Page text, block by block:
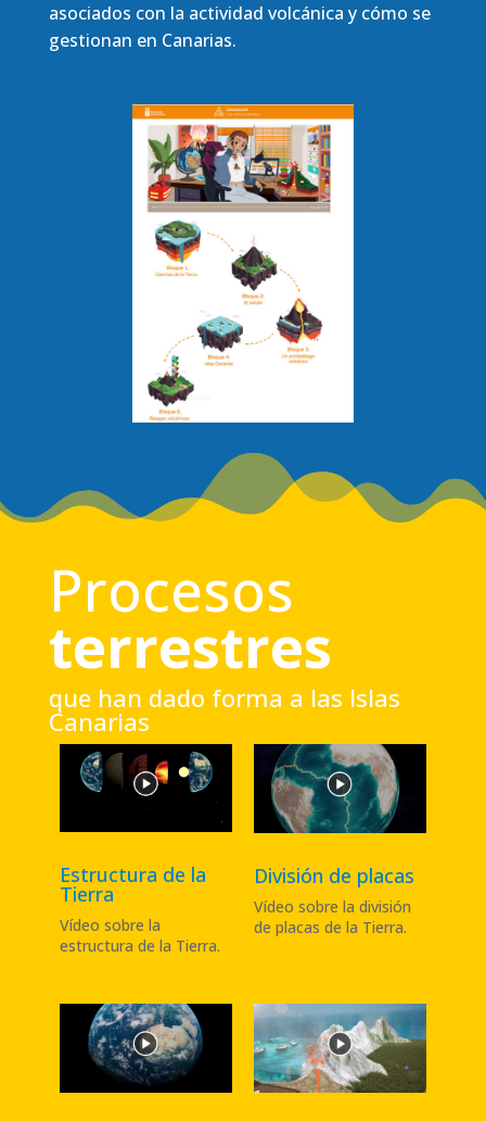
asociados con la actividad volcánica y cómo se
gestionan en Canarias.
Procesos
terrestres
que han dado forma a las Islas
Canarias
Estructura de la
Tierra
Vídeo sobre la
estructura de la Tierra.
División de placas
Vídeo sobre la división
de placas de la Tierra.